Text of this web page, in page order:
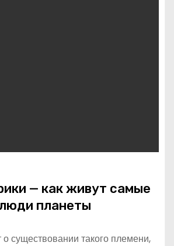
— как живут самые
планеты
существовании такого племени,